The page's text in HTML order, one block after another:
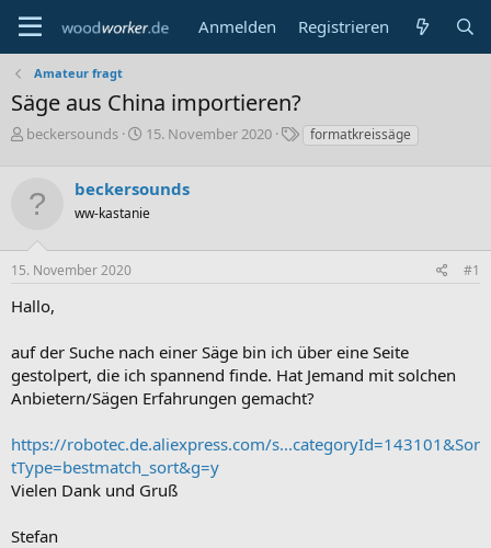
Anmelden Registrieren
Amateur fragt
Säge aus China importieren?
E
l
e
beckersounds
E
t
e
l
15. November 2020
S
w
formatkreissäge
beckersounds
ww-kastanie
15. November 2020 #1
Hallo,
auf der Suche nach einer Säge bin ich über eine Seite
gestolpert, die ich spannend finde. Hat Jemand mit solchen
Anbietern/Sägen Erfahrungen gemacht?
https://robotec.de.aliexpress.com/s...categoryId=143101&Sor
tType=bestmatch_sort&g=y
Vielen Dank und Gruß
Stefan